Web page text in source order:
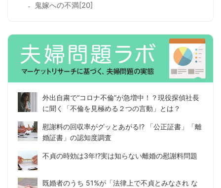
鬼嫁への不満[20]
外出自粛で“コロナ不倫”が急増中！？現役探偵社長
に聞く「不倫を見極める２つの言動」とは？
慰謝料の回収率がグッとあがる!? 「公正証書」「離
婚証書」の認知度調査
不貞の時効は3年!?実は知らない離婚の慰謝料問題
既婚者のうち 51%が「法律上で不貞とみなされ な